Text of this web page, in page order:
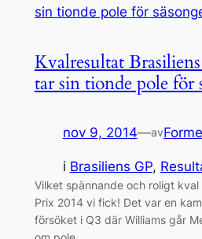
Kvalresultat
tar sin tionde pole för
nov 9, 2014—av
i Brasiliens GP,
Vilket spännande och roligt kval
Prix 2014 vi fick! Det var en
försöket i Q3 där Williams går